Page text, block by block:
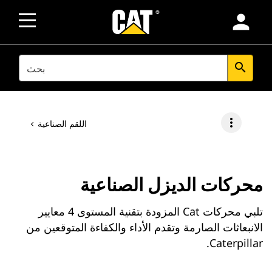
person
SEARCH search
اللقم الصناعية more_vert
محركات الديزل الصناعية
تلبي محركات Cat المزودة بتقنية المستوى 4 معايير
الانبعاثات الصارمة وتقدم الأداء والكفاءة المتوقعين من
Caterpillar.